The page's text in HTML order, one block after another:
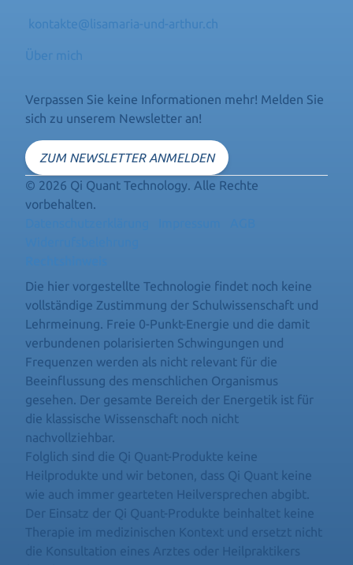
kontakte@lisamaria-und-arthur.ch
Über mich
Verpassen Sie keine Informationen mehr! Melden Sie
sich zu unserem Newsletter an!
ZUM NEWSLETTER ANMELDEN
© 2026 Qi Quant Technology. Alle Rechte
vorbehalten.
Die hier vorgestellte Technologie findet noch keine
vollständige Zustimmung der Schulwissenschaft und
Lehrmeinung. Freie 0-Punkt-Energie und die damit
verbundenen polarisierten Schwingungen und
Frequenzen werden als nicht relevant für die
Beeinflussung des menschlichen Organismus
gesehen. Der gesamte Bereich der Energetik ist für
die klassische Wissenschaft noch nicht
nachvollziehbar.
Folglich sind die Qi Quant-Produkte keine
Heilprodukte und wir betonen, dass Qi Quant keine
wie auch immer gearteten Heilversprechen abgibt.
Der Einsatz der Qi Quant-Produkte beinhaltet keine
Therapie im medizinischen Kontext und ersetzt nicht
die Konsultation eines Arztes oder Heilpraktikers